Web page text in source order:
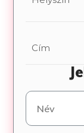
Cím